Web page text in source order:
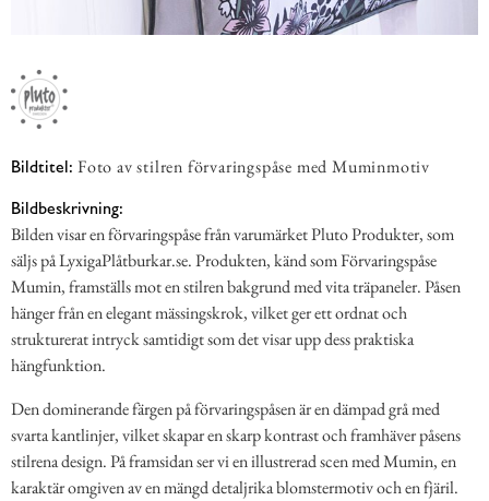
Bildtitel: Foto av stilren förvaringspåse med Muminmotiv
Bildbeskrivning:
Bilden visar en förvaringspåse från varumärket Pluto Produkter, som
säljs på LyxigaPlåtburkar.se. Produkten, känd som Förvaringspåse
Mumin, framställs mot en stilren bakgrund med vita träpaneler. Påsen
hänger från en elegant mässingskrok, vilket ger ett ordnat och
strukturerat intryck samtidigt som det visar upp dess praktiska
hängfunktion.
Den dominerande färgen på förvaringspåsen är en dämpad grå med
svarta kantlinjer, vilket skapar en skarp kontrast och framhäver påsens
stilrena design. På framsidan ser vi en illustrerad scen med Mumin, en
karaktär omgiven av en mängd detaljrika blomstermotiv och en fjäril.